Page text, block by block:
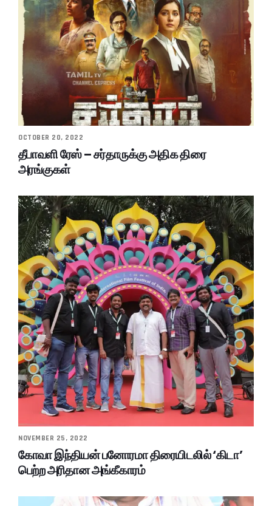
OCTOBER 20, 2022
தீபாவளி ரேஸ் – சர்தாருக்கு அதிக திரை
அரங்குகள்
NOVEMBER 25, 2022
கோவா இந்தியன் பனோரமா திரையிடலில் ‘கிடா’
பெற்ற அரிதான அங்கீகாரம்